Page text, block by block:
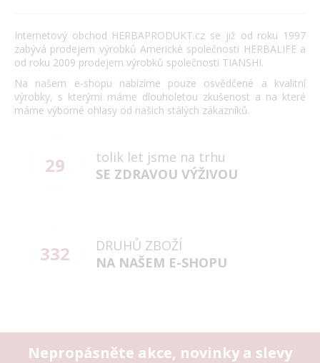
Internetový obchod HERBAPRODUKT.cz se již od roku 1997
zabývá prodejem výrobků Americké společnosti HERBALIFE a
od roku 2009 prodejem výrobků společnosti TIANSHI.
Na našem e-shopu nabízíme pouze osvědčené a kvalitní
výrobky, s kterými máme dlouholetou zkušenost a na které
máme výborné ohlasy od našich stálých zákazníků.
29
tolik let jsme na trhu
SE ZDRAVOU VÝŽIVOU
332
DRUHŮ ZBOŽÍ
NA NAŠEM E-SHOPU
Nepropásněte akce, novinky a slevy